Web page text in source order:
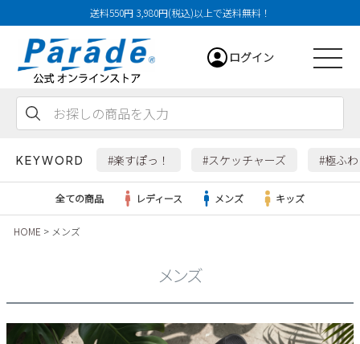
送料550円 3,980円(税込)以上で送料無料！
ログイン
KEYWORD #楽すぽっ！ #スケッチャーズ #極ふ
すべての商品
全ての商品 レディース メンズ キッズ
HOME メンズ
メンズ